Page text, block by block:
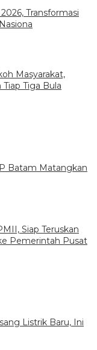
Transformasi
Masyarakat,
Tiga Bula
Batam Matangkan
Siap Teruskan
Pemerintah Pusat
Listrik Baru, Ini